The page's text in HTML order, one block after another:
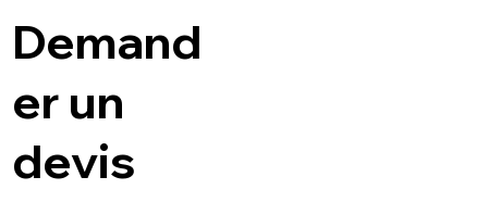
Demand
er un
devis